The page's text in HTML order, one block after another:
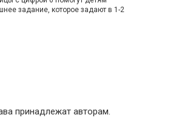
задание, которое задают в 1-2
принадлежат авторам.